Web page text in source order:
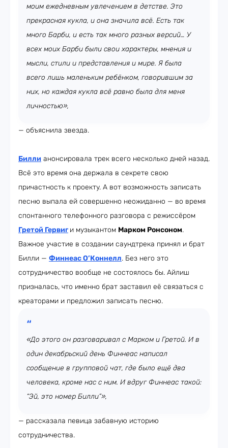
моим ежедневным увлечением в детстве. Это
прекрасная кукла, и она значила всё. Есть так
много Барби, и есть так много разных версий… У
всех моих Барби были свои характеры, мнения и
мысли, стили и представления и мире. Я была
всего лишь маленьким ребёнком, говорившим за
них, но каждая кукла всё равно была для меня
личностью»,
— объяснила звезда.
Билли анонсировала трек всего несколько дней назад.
Всё это время она держала в секрете свою
причастность к проекту. А вот возможность записать
песню выпала ей совершенно неожиданно — во время
спонтанного телефонного разговора с режиссёром
Гретой Гервиг и музыкантом Марком Ронсоном.
Важное участие в создании саундтрека принял и брат
Билли — Финнеас О’Коннелл. Без него это
сотрудничество вообще не состоялось бы. Айлиш
призналась, что именно брат заставил её связаться с
креаторами и предложил записать песню.
«До этого он разговаривал с Марком и Гретой. И в
один декабрьский день Финнеас написал
сообщение в групповой чат, где было ещё два
человека, кроме нас с ним. И вдруг Финнеас такой:
“Эй, это номер Билли”»,
— рассказала певица забавную историю
сотрудничества.